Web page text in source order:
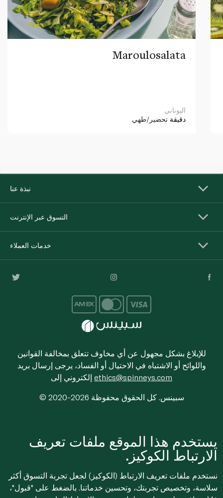
Maroulosalata
اليوناني
دقيقة تحضير/طهي
نبذة عنا
التسوق عبر الإنترنت
خدمات العملاء
للإبلاغ بشكل مجهول عن أي مخاوف تتعلق بمخالفة القوانين
واللوائح أو الاشتباه في الاحتيال أو الفساد، يرجى إرسال بريد
ethics@spinneys.com
© 2020-2026 سبينس. كل الحقوق محفوظة
يستخدم هذا الموقع ملفات تعريف
الارتباط الكوكيز.
نستخدم ملفات تعريف الارتباط (الكوكيز) لجعل تجربة التسوق أكثر
سلاسة، وتخصيص تجربتك، وتحسين خدماتنا. بالضغط على "قبول"،